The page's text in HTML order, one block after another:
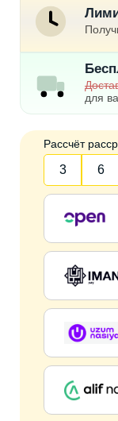
для
Рассчёт
3 6